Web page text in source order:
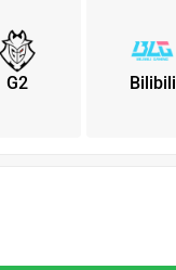
G2 Bilibili